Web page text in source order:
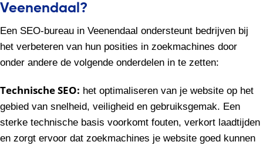
Veenendaal?
Een SEO-bureau in Veenendaal ondersteunt bedrijven bij
het verbeteren van hun posities in zoekmachines door
onder andere de volgende onderdelen in te zetten:
Technische SEO: het optimaliseren van je website op het
gebied van snelheid, veiligheid en gebruiksgemak. Een
sterke technische basis voorkomt fouten, verkort laadtijden
en zorgt ervoor dat zoekmachines je website goed kunnen